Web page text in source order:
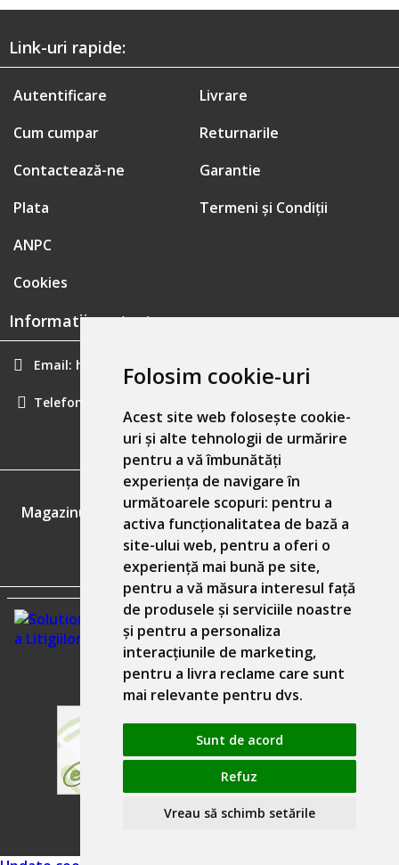
Folosim cookie-uri
Acest site web folosește cookie-
uri și alte tehnologii de urmărire
pentru a vă îmbunătăți
experiența de navigare în
următoarele scopuri: pentru a
activa funcționalitatea de bază a
site-ului web, pentru a oferi o
experiență mai bună pe site,
pentru a vă măsura interesul față
de produsele și serviciile noastre
și pentru a personaliza
interacțiunile de marketing,
pentru a livra reclame care sunt
mai relevante pentru dvs.
Sunt de acord
Refuz
Vreau să schimb setările
Link-uri rapide:
Autentificare
Cum cumpar
Contactează-ne
Plata
Livrare
Returnarile
Garantie
Termeni și Condiții
ANPC
Cookies
Informatii contact:
Email: hainecomode@gmail.com
Telefon:
GDPR
Magazinul nostru respecta 100% prevederile GDPR.
Informatiile mele personale
Solutie comert electronic Seliton